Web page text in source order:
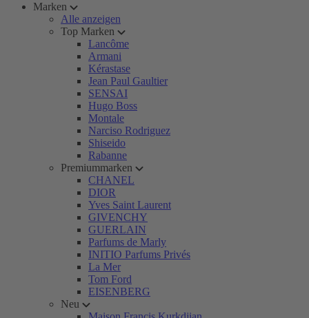
Marken
Alle anzeigen
Top Marken
Lancôme
Armani
Kérastase
Jean Paul Gaultier
SENSAI
Hugo Boss
Montale
Narciso Rodriguez
Shiseido
Rabanne
Premiummarken
CHANEL
DIOR
Yves Saint Laurent
GIVENCHY
GUERLAIN
Parfums de Marly
INITIO Parfums Privés
La Mer
Tom Ford
EISENBERG
Neu